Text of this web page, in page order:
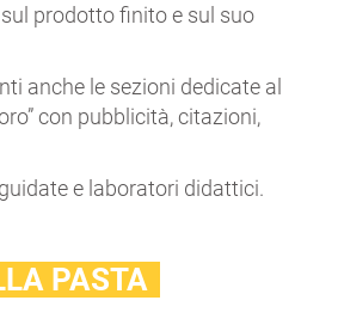
prodotto finito e sul suo
anche le sezioni dedicate al
con pubblicità, citazioni,
e laboratori didattici.
PASTA